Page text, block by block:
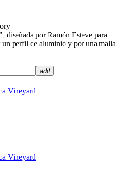
diseñada por Ramón Esteve para
un perfil de aluminio y por una malla
add